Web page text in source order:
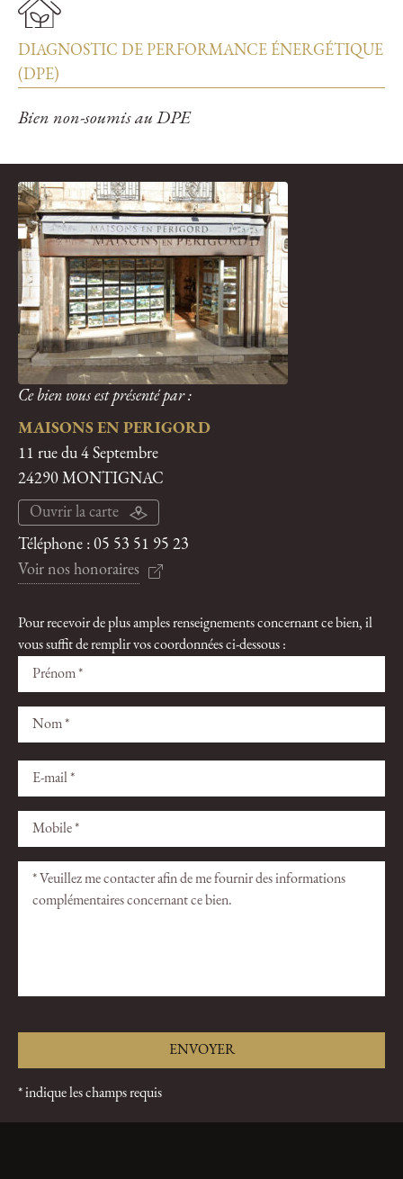
DIAGNOSTIC DE PERFORMANCE ÉNERGÉTIQUE
(DPE)
Bien non-soumis au DPE
Ce bien vous est présenté par :
MAISONS EN PERIGORD
11 rue du 4 Septembre
24290 MONTIGNAC
Ouvrir la carte
Téléphone : 05 53 51 95 23
Voir nos honoraires
Pour recevoir de plus amples renseignements concernant ce bien, il
vous suffit de remplir vos coordonnées ci-dessous :
Veuillez
ce
champ
Veuillez
ce
champ
* indique les champs requis